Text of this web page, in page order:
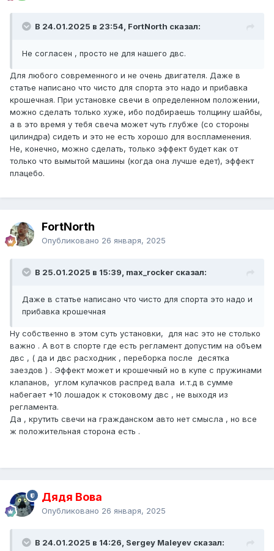
В 24.01.2025 в 23:54, FоrtNorth сказал:
Не согласен , просто не для нашего двс.
Для любого современного и не очень двигателя. Даже в
статье написано что чисто для спорта это надо и прибавка
крошечная. При установке свечи в определенном положении,
можно сделать только хуже, ибо подбираешь толщину шайбы,
а в это время у тебя свеча может чуть глубже (со стороны
цилиндра) сидеть и это не есть хорошо для воспламенения.
Не, конечно, можно сделать, только эффект будет как от
только что вымытой машины (когда она лучше едет), эффект
плацебо.
FоrtNorth
Опубликовано 26 января, 2025
В 25.01.2025 в 15:39, max_rocker сказал:
Даже в статье написано что чисто для спорта это надо и
прибавка крошечная
Ну собственно в этом суть установки, для нас это не столько
важно . А вот в спорте где есть регламент допустим на объем
двс , ( да и двс расходник , переборка после десятка
заездов ) . Эффект может и крошечный но в купе с пружинами
клапанов, углом кулачков распред вала и.т.д в сумме
набегает +10 лошадок к стоковому двс , не выходя из
регламента.
Да , крутить свечи на гражданском авто нет смысла , но все
ж положительная сторона есть .
Дядя Вова
Опубликовано 26 января, 2025
В 24.01.2025 в 14:26, Sergey Maleyev сказал: